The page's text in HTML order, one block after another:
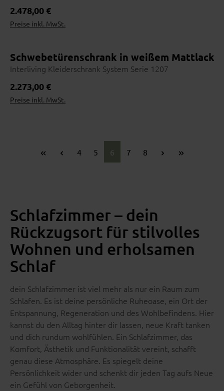
Regulärer Preis:
2.478,00 €
Preise inkl. MwSt.
Schwebetürenschrank in weißem Mattlack
Interliving Kleiderschrank System Serie 1207
Regulärer Preis:
2.273,00 €
Preise inkl. MwSt.
Seite
4 Seite
5 Seite
6 Seite
7 Seite
8
Schlafzimmer – dein
Rückzugsort für stilvolles
Wohnen und erholsamen
Schlaf
dein Schlafzimmer ist viel mehr als nur ein Raum zum
Schlafen. Es ist deine persönliche Ruheoase, ein Ort der
Entspannung, Regeneration und des Wohlbefindens. Hier
kannst du den Alltag hinter dir lassen, neue Kraft tanken
und dich rundum wohlfühlen. Ein Schlafzimmer, das
Komfort, Ästhetik und Funktionalität vereint, schafft
genau diese Atmosphäre. Es spiegelt deine
Persönlichkeit wider und schenkt dir jeden Tag aufs Neue
ein Gefühl von Geborgenheit.